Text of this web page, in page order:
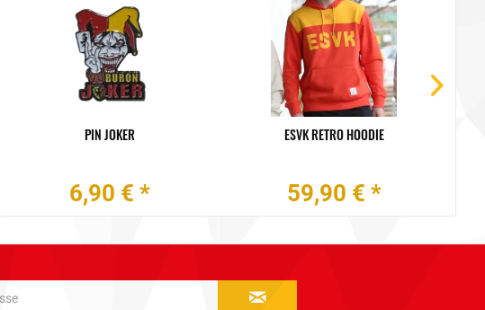
PIN JOKER
6,90 € *
ESVK RETRO HOODIE
59,90 € *